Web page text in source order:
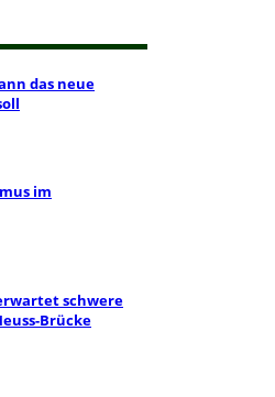
das neue
im
schwere
Brücke